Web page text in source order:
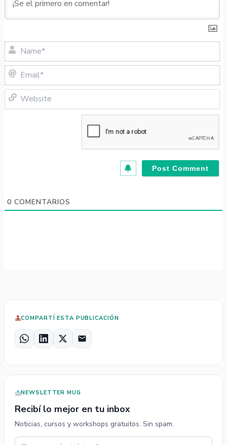
0 COMENTARIOS
COMPARTÍ ESTA PUBLICACIÓN
W
a
t
A
p
L
n
k
d
I
X
E
a
i
NEWSLETTER MUG
Recibí lo mejor en tu inbox
Noticias, cursos y workshops gratuitos. Sin spam.